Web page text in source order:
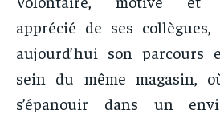
apprécié de ses
aujourd’hui son parcours
sein du même magasin,
s’épanouir dans un